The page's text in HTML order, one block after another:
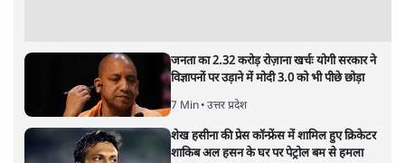
जनता का 2.32 करोड़ रोज़ाना खर्चः योगी सरकार ने
विज्ञापनों पर उड़ाने में मोदी 3.0 को भी पीछे छोड़ा
7 Min• उत्तर प्रदेश
शेख हसीना की प्रेस कॉन्फ्रेंस में शामिल हुए क्रिकेटर
शाकिब अल हसन के घर पर पेट्रोल बम से हमला